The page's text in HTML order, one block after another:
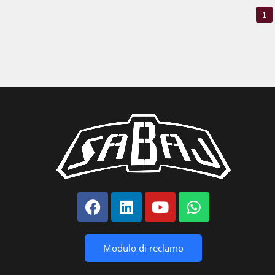
1
Modulo di reclamo